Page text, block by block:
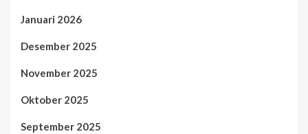
Januari 2026
Desember 2025
November 2025
Oktober 2025
September 2025